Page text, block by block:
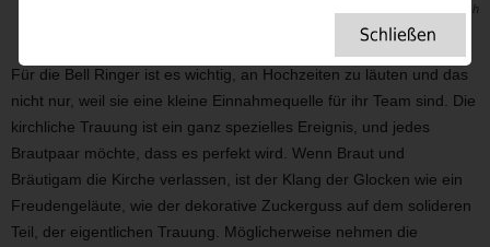
Bild: Nathan Dumlao – Unsplash
Für die Bell Ringer ist es wichtig, an Hochzeiten zu läuten und das
nicht nur, weil sie eine kleine Einnahmequelle für ihr Team sind. Die
kirchliche Trauung ist ein ganz spezielles Ereignis, und jedes
Brautpaar möchte, dass es perfekt wird. Wenn Braut und
Bräutigam die Kirche verlassen, ist der Klang der Glocken wie ein
Freudengeläute, wie der dekorative Zuckerguss auf dem solideren
Teil, der eigentlichen Trauung. Möglicherweise nehmen die